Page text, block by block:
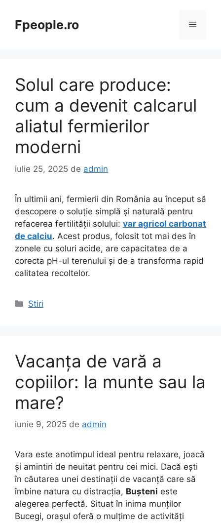
conținutFpeople.ro Meniu
Solul care produce:
cum a devenit calcarul
aliatul fermierilor
moderni
iulie 25, 2025 de admin
În ultimii ani, fermierii din România au început să
descopere o soluție simplă și naturală pentru
refacerea fertilității solului: var agricol carbonat
de calciu. Acest produs, folosit tot mai des în
zonele cu soluri acide, are capacitatea de a
corecta pH-ul terenului și de a transforma rapid
calitatea recoltelor.
Categorii
Stiri
Vacanța de vară a
copiilor: la munte sau la
mare?
iunie 9, 2025 de admin
Vara este anotimpul ideal pentru relaxare, joacă
și amintiri de neuitat pentru cei mici. Dacă ești
în căutarea unei destinații de vacanță care să
îmbine natura cu distracția, Bușteni este
alegerea perfectă. Situat în inima munților
Bucegi, orașul oferă o mulțime de activități